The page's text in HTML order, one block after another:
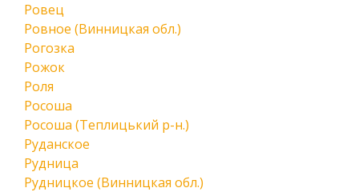
Ровец
Ровное (Винницкая обл.)
Рогозка
Рожок
Роля
Росоша
Росоша (Теплицький р-н.)
Руданское
Рудница
Рудницкое (Винницкая обл.)